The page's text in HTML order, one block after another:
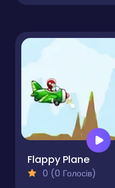
Flappy Plane
0 (0 Голосів)